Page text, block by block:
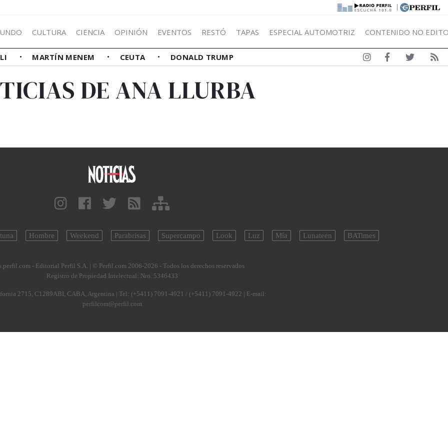
|
CULTURA CIENCIA OPINIÓN EVENTOS RESTÓ TAPAS ESPECIAL AUTOMOTRIZ CONTENIDO NO
MARTÍN MENEM CEUTA DONALD TRUMP
DE ANA LLURBA
Hombre Weekend Parabrisas Supercampo Look Luz Mía Lunateen BATimes
- Editorial Perfil S.A. | © Perfil.com 2006-2026 - Todos los derechos reservados
Registro de Propiedad Intelectual: Nro. 5346433
2715, C1289ABI, CABA, Argentina | Tel: (+5411) 7091-4921 / (+5411) 7091-4922 | E-mail:
perfilcom@perfil.com